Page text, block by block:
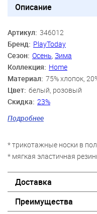
Описание
Артикул: 346012
Бренд: PlayToday
Сезон: Осень, Зима
Коллекция: Home
Материал: 75% хлопок,
Цвет: белый, розовый
Скидка: 23%
Девочки
Возраст: 3 года-4 года, 5
Подробнее
* трикотажные носки в
* мягкая эластичная
Доставка
Преимущества